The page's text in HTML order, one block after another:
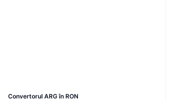
Convertorul ARG în RON